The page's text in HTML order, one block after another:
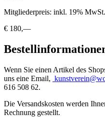
Mitgliederpreis: inkl. 19% MwSt.
€ 180,—
Wenn Sie einen Artikel des
uns eine Email,
616 508 62.
Die Versandskosten werden
Rechnung gestellt.